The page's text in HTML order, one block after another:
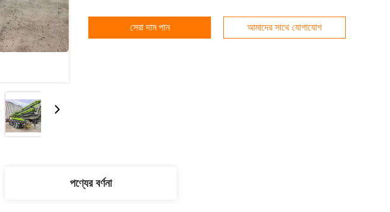
সেরা দাম পান আমাদের সাথে যোগাযোগ
পণ্যের বর্ণনা